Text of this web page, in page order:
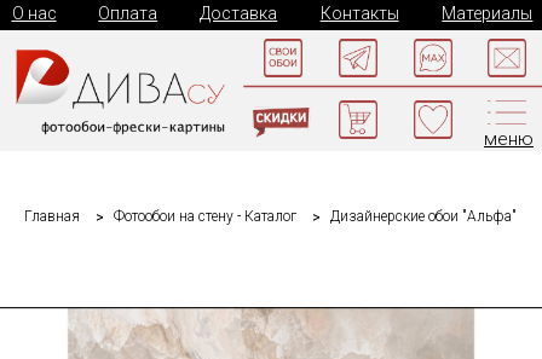
Контакты Материалы
О нас Доставка
Оплата
меню
Главная Фотообои на стену - Каталог Дизайнерские обои "Альфа"